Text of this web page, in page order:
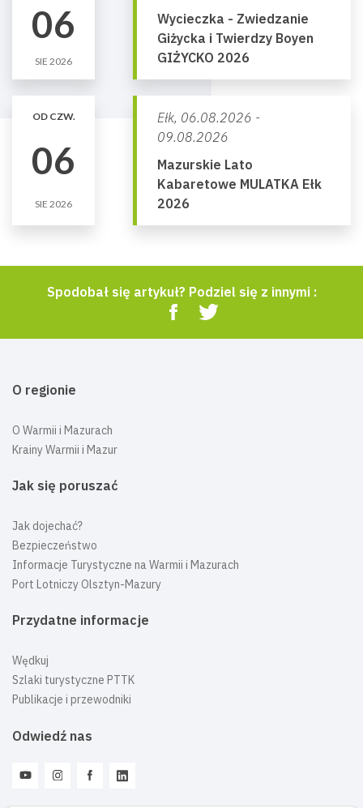
06
SIE 2026
Wycieczka - Zwiedzanie
Giżycka i Twierdzy Boyen
GIŻYCKO 2026
OD CZW.
06
SIE 2026
Ełk, 06.08.2026 -
09.08.2026
Mazurskie Lato
Kabaretowe MULATKA Ełk
2026
Spodobał się artykuł? Podziel się z innymi :
O regionie
O Warmii i Mazurach
Krainy Warmii i Mazur
Jak się poruszać
Jak dojechać?
Bezpieczeństwo
Informacje Turystyczne na Warmii i Mazurach
Port Lotniczy Olsztyn-Mazury
Przydatne informacje
Wędkuj
Szlaki turystyczne PTTK
Publikacje i przewodniki
Odwiedź nas